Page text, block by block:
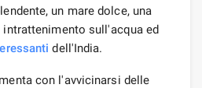
un mare dolce, una
sull'acqua ed
dell'India.
con l'avvicinarsi delle